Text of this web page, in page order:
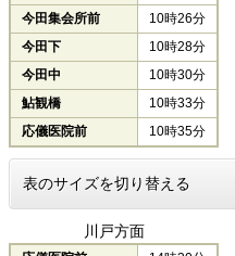
今田集会所前
10時26分
今田下
10時28分
今田中
10時30分
鮎観橋
10時33分
応儀医院前
10時35分
表のサイズを切り替える
川戸方面